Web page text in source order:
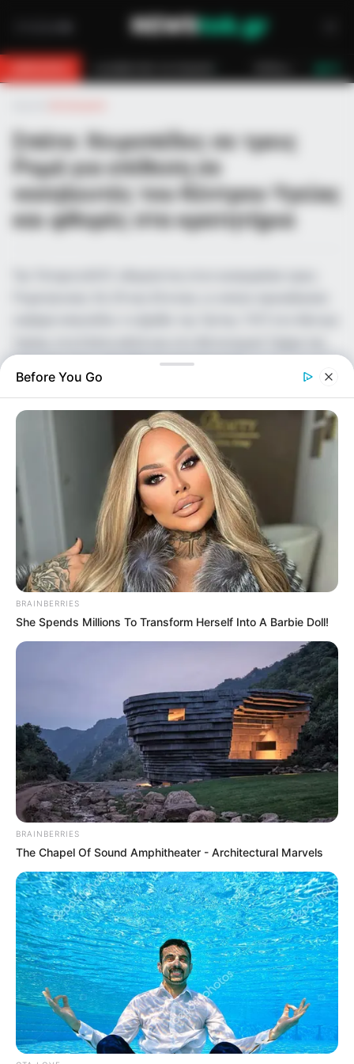
Σπάτα: Χειροπέδες σε τρεις
Ρομά για επίθεση σε
νοσηλευτές του Κέντρου Υγείας
και φθορές στα κρατητήρια
περιοχής όπου οδηγήθηκαν. Η αστυνομία…
Screenshot
NT Επιμέλεια
Τελευταία ενημέρωση
08/07/2026, 18:40 · 6:40 ΜΜ
Αστυνομικά
Κοινοποίησε άρθρο
Προσθήκη τοnewstok.grστην Google
Ανακαλύψτε περισσότερα άρθρα στα αποτελέσματα
αναζήτησης.
Before You Go
BRAINBERRIES
She Spends Millions To Transform Herself Into A Barbie Doll!
BRAINBERRIES
The Chapel Of Sound Amphitheater - Architectural Marvels